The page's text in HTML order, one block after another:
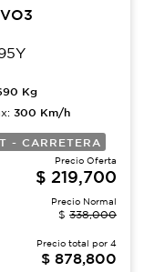
Kg
300 Km/h
- CARRETERA
Precio Oferta
$ 219,700
Precio Normal
$ 338,000
Precio total por 4
$ 878,800